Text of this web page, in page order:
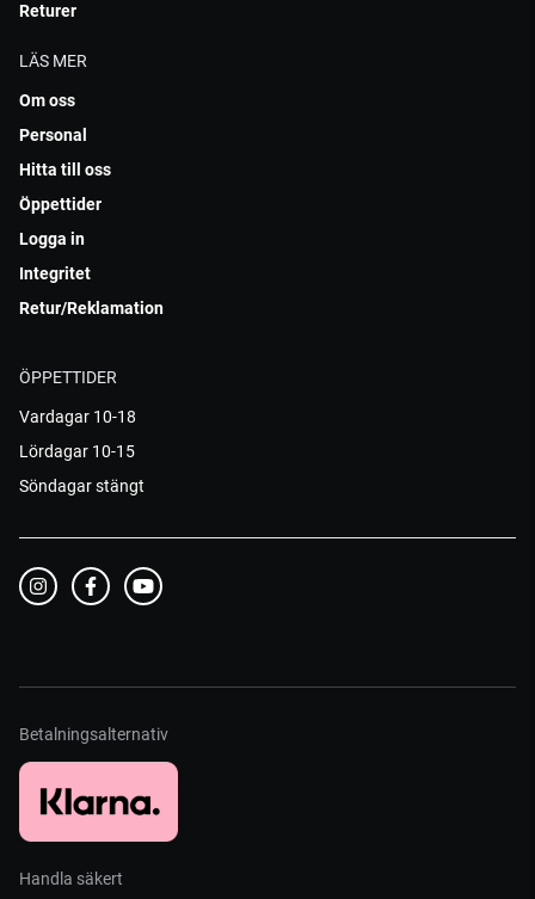
Returer
LÄS MER
Om oss
Personal
Hitta till oss
Öppettider
Logga in
Integritet
Retur/Reklamation
ÖPPETTIDER
Vardagar 10-18
Lördagar 10-15
Söndagar stängt
Betalningsalternativ
Handla säkert